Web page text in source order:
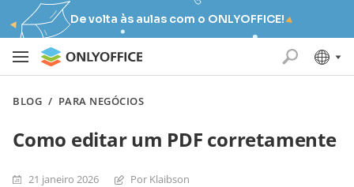
De volta às aulas com o ONLYOFFICE!
BLOG / PARA NEGÓCIOS
Como editar um PDF corretamente
21 janeiro 2026 Por Klaibson